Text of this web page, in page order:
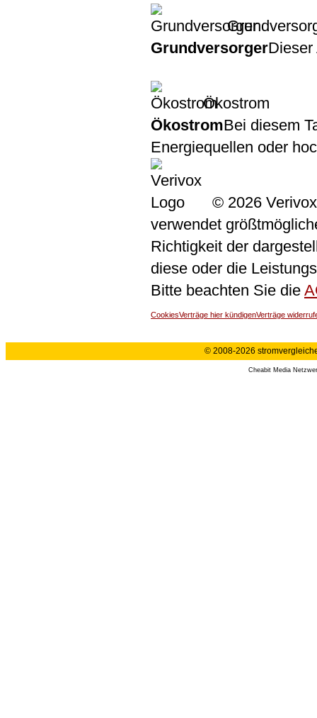
GrundversorgerDieser
Ökostrom
ÖkostromBei diesem
Energiequellen oder
© 2026
verwendet
Richtigkeit der
diese oder die
Bitte beachten Sie die
CookiesVerträge hier kündigenVerträge
© 2008-2026
Cheabit Media